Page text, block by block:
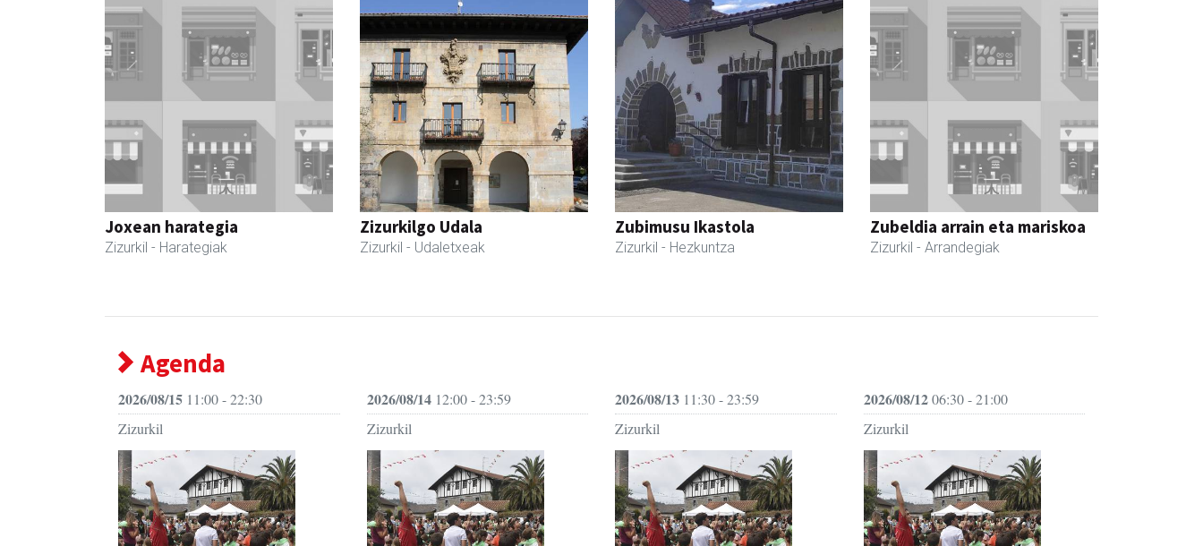
Joxean harategia
Zizurkil - Harategiak
Zizurkilgo Udala
Zizurkil - Udaletxeak
Zubimusu Ikastola
Zizurkil - Hezkuntza
Zubeldia arrain eta mariskoa
Zizurkil - Arrandegiak
Agenda
2026/08/15 11:00 - 22:30
Zizurkil
2026/08/1412:00 - 23:59
Zizurkil
2026/08/13 11:30 - 23:59
Zizurkil
2026/08/1206:30 - 21:00
Zizurkil